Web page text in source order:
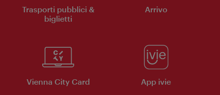
Trasporti pubblici &
biglietti
Arrivo
Vienna City Card App ivie